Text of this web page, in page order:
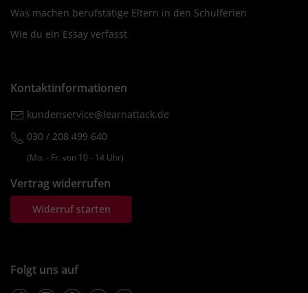
Was machen berufstätige Eltern in den Schulferien
Wie du ein Essay verfasst
Kontaktinformationen
kundenservice@learnattack.de
030 / 208 499 640
(Mo. ‐ Fr. von 10 ‐ 14 Uhr)
Vertrag widerrufen
Widerruf starten
Folgt uns auf